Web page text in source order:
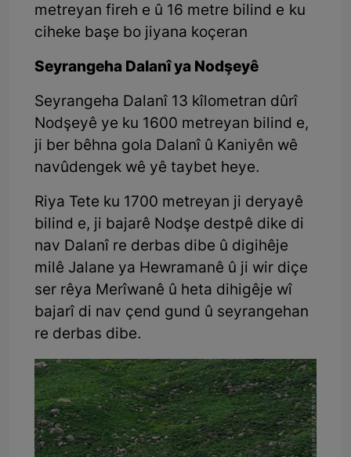
metreyan fireh e û 16 metre bilind e ku
ciheke başe bo jiyana koçeran
Seyrangeha Dalanî ya Nodşeyê
Seyrangeha Dalanî 13 kîlometran dûrî
Nodşeyê ye ku 1600 metreyan bilind e,
ji ber bêhna gola Dalanî û Kaniyên wê
navûdengek wê yê taybet heye.
Riya Tete ku 1700 metreyan ji deryayê
bilind e, ji bajarê Nodşe destpê dike di
nav Dalanî re derbas dibe û digihêje
milê Jalane ya Hewramanê û ji wir diçe
ser rêya Merîwanê û heta dihigêje wî
bajarî di nav çend gund û seyrangehan
re derbas dibe.